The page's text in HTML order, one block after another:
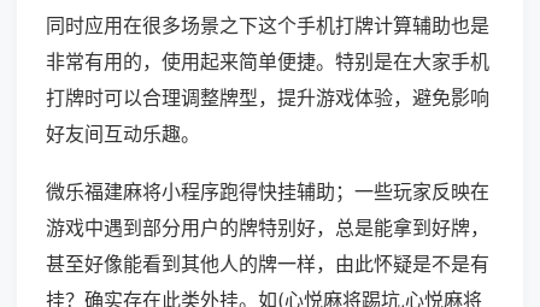
同时应用在很多场景之下这个手机打牌计算辅助也是
非常有用的，使用起来简单便捷。特别是在大家手机
打牌时可以合理调整牌型，提升游戏体验，避免影响
好友间互动乐趣。
微乐福建麻将小程序跑得快挂辅助；一些玩家反映在
游戏中遇到部分用户的牌特别好，总是能拿到好牌，
甚至好像能看到其他人的牌一样，由此怀疑是不是有
挂？确实存在此类外挂。如(心悦麻将踢坑,心悦麻将